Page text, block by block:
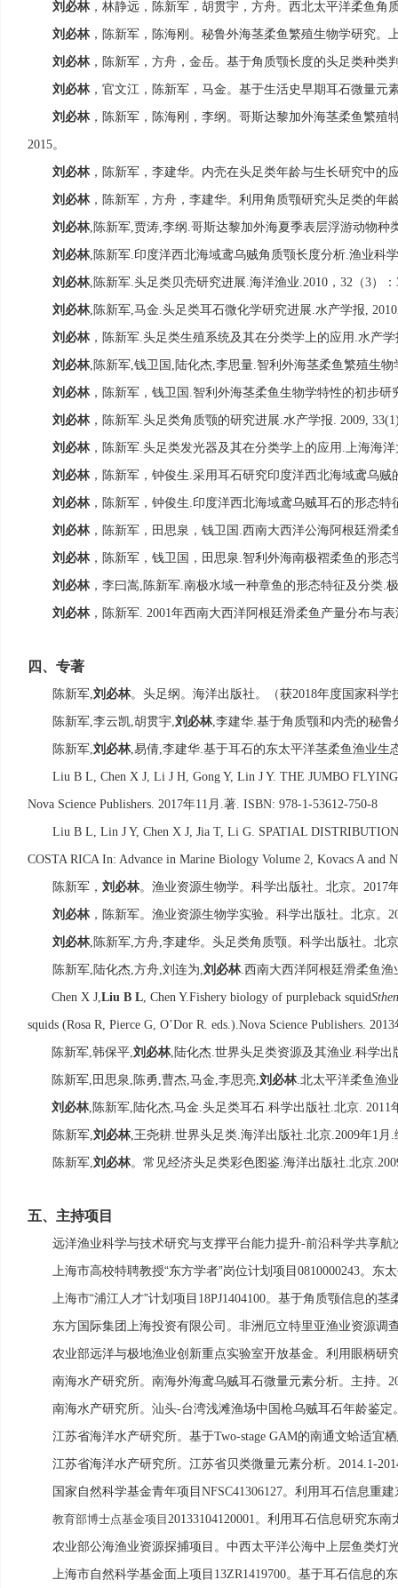
刘必林，林静远，陈新军，胡贯宇，方舟。西北太平洋柔鱼角
刘必林，陈新军，陈海刚。秘鲁外海茎柔鱼繁殖生物学研究。
刘必林，陈新军，方舟，金岳。基于角质颚长度的头足类种类
刘必林，官文江，陈新军，马金。基于生活史早期耳石微量元
刘必林，陈新军，陈海刚，李纲。哥斯达黎加外海茎柔鱼繁殖
2015。
刘必林，陈新军，李建华。内壳在头足类年龄与生长研究中的
刘必林，陈新军，方舟，李建华。利用角质颚研究头足类的年
刘必林, 陈新军 贾涛 李纲 哥斯达黎加外海夏季表层浮游动物种
刘必林, 陈新军 印度洋西北海域鸢乌贼角质颚长度分析 渔业科
刘必林, 陈新军 头足类贝壳研究进展 海洋渔业 .2010 ， 32 （3）：
刘必林, 陈新军 马金 头足类耳石微化学研究进展 水产学报 ,
刘必林，陈新军 头足类生殖系统及其在分类学上的应用 水产学
刘必林, 陈新军 钱卫国 陆化杰 李思量 智利外海茎柔鱼繁殖生物
刘必林，陈新军，钱卫国 智利外海茎柔鱼生物学特性的初步研
刘必林，陈新军 头足类角质颚的研究进展 水产学报 . 2009,
刘必林，陈新军 头足类发光器及其在分类学上的应用
上海海
刘必林，陈新军，钟俊生 采用耳石研究印度洋西北海域鸢乌贼
刘必林，陈新军，钟俊生 印度洋西北海域鸢乌贼耳石的形态特
刘必林，陈新军，田思泉，钱卫国 西南大西洋公海阿根廷滑柔
刘必林，陈新军，钱卫国，田思泉 智利外海南极褶柔鱼的形态
刘必林，李曰嵩 陈新军 南极水域一种章鱼的形态特征及分类
刘必林，陈新军 . 2001年西南大西洋阿根廷滑柔鱼产量分布与
四、 专著
陈新军 刘必林。头足纲。海洋出版社。（获2018年度国家科学
陈新军 李云凯 胡贯宇 刘必林, 李建华 基于角质颚和内壳的秘
陈新军 刘必林, 易倩 李建华 基于耳石的东太平洋茎柔鱼渔业生
Liu B L, Chen X J, Li J H, Gong Y, Lin J Y. THE JUMBO
Nova Science Publishers. 2017年11 月 著 . ISBN: 978-1-53612-750-8
Liu B L, Lin J Y, Chen X J, Jia T, Li G. SPATIAL
COSTA RICA In: Advance in Marine Biology Volume 2, Kovacs A and
陈新军， 刘必林。渔业资源生物学。 科学出版社。北京。 2017
刘必林，陈新军。渔业资源生物学实验。 科学出版社。北京。
刘必林, 陈新军 方舟 李建华。头足类角质颚。科学出版社。北
陈新军 陆化杰 方舟 刘连为 刘必林. 西南大西洋阿根廷滑柔鱼渔
Chen X J, Liu B L , Chen Y.Fishery biology of purpleback squid
squids (Rosa R, Pierce G, O’Dor R. eds.). Nova Science Publishers. 2013
陈新军 韩保平 刘必林, 陆化杰 世界头足类资源及其渔业 科学出
陈新军 田思泉 陈勇 曹杰 马金 李思亮 刘必林. 北太平洋柔鱼渔
刘必林, 陈新军 陆化杰 马金 头足类耳石 科学出版社 北京 . 2011
陈新军 刘必林, 王尧耕 世界头足类 海洋出版社 北京 .2009年1 月
陈新军 刘必林。常见经济头足类彩色图鉴 海洋出版社 北京
五、 主持项目
远洋渔业科学与技术研究与支撑平台能力提升-前沿科学共享航
上海市高校特聘教授“东方学者”岗位计划项目 0810000243。东
上海市“浦江人才”计划项目 18PJ1404100。基于角质颚信息的茎
东方国际集团上海投资有限公司。非洲厄立特里亚渔业资源调
农业部远洋与极地渔业创新重点实验室开放基金。利用眼柄研
南海水产研究所。南海外海鸢乌贼耳石微量元素分析。主持。
南海水产研究所。汕头-台湾浅滩渔场中国枪乌贼耳石年龄鉴定
江苏省海洋水产研究所。基于Two-stage GAM的南通文蛤适宜
江苏省海洋水产研究所。江苏省贝类微量元素分析。 2014.1-
国家自然科学基金青年项目 NFSC41306127。利用耳石信息重
教育部博士点基金项目 20133104120001 。利用耳石信息研究东
农业部公海渔业资源探捕项目。中西太平洋公海中上层鱼类灯
上海市自然科学基金面上项目 13ZR1419700。基于耳石信息的